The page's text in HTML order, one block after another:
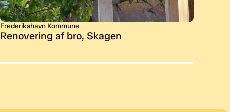
Frederikshavn Kommune
Renovering af bro, Skagen